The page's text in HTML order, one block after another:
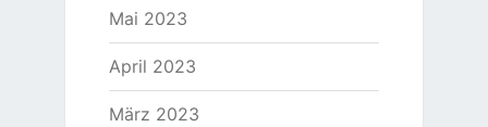
Mai 2023
April 2023
März 2023